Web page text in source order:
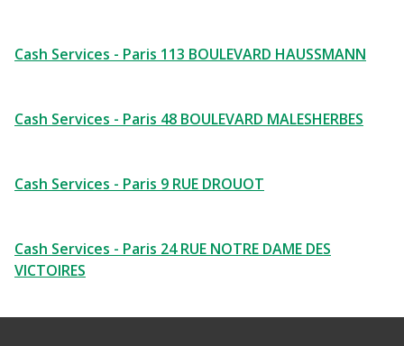
Cash Services - Paris 113 BOULEVARD HAUSSMANN
Cash Services - Paris 48 BOULEVARD MALESHERBES
Cash Services - Paris 9 RUE DROUOT
Cash Services - Paris 24 RUE NOTRE DAME DES
VICTOIRES